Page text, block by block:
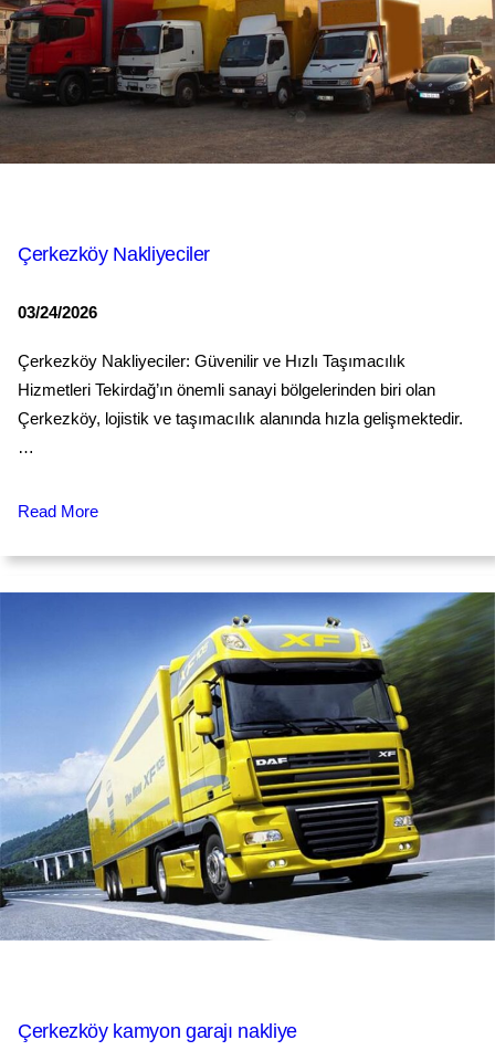
Çerkezköy Nakliyeciler
03/24/2026
Çerkezköy Nakliyeciler: Güvenilir ve Hızlı Taşımacılık
Hizmetleri Tekirdağ’ın önemli sanayi bölgelerinden biri olan
Çerkezköy, lojistik ve taşımacılık alanında hızla gelişmektedir.
…
Read More
Çerkezköy kamyon garajı nakliye